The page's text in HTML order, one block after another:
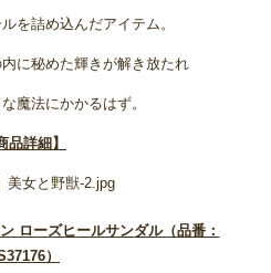
を詰め込んだアイテム。
に秘めた輝きが解き放たれ
魔法にかかるはず。
品詳細】
ローズヒールサンダル（品番：
）